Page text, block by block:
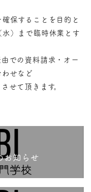
保することを目的と
）まで臨時休業とす
での資料請求・オー
せなど
せて頂きます。
お知らせ